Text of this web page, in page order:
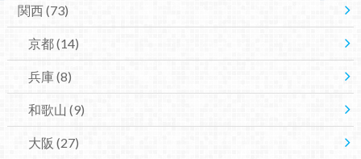
関西(73)
京都(14)
兵庫(8)
和歌山 (9)
大阪 (27)